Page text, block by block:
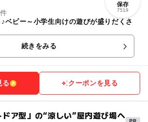
保存
7519
ベビー～小学生向けの遊びが盛りだくさ
続きをみる
る クーポンを見る
ア型」の“涼しい”屋内遊び場へ